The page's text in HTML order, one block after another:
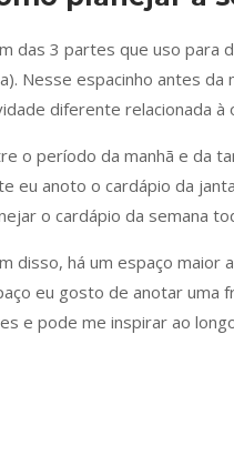
das 3 partes que uso para
Nesse espacinho antes da
diferente relacionada à
o período da manhã e da
eu anoto o cardápio da
o cardápio da semana
disso, há um espaço maior
eu gosto de anotar uma
e pode me inspirar ao